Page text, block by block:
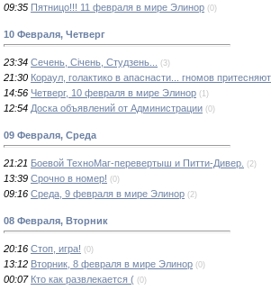
09:35 Пятницо!!! 11 февраля в мире Элинор (0)
10 Февраля, Четверг
23:34 Сечень, Сiчень, Студзень... (3)
21:30 Кораул, голактико в апаснасти... гномов
14:56 Четверг, 10 февраля в мире Элинор (1)
12:54 Доска объявлений от Администрации (0)
09 Февраля, Среда
21:21 Боевой ТехноМаг-перевертыш и Питти-Дивер. (2)
13:39 Срочно в номер! (0)
09:16 Среда, 9 февраля в мире Элинор (2)
08 Февраля, Вторник
20:16 Стоп, игра! (0)
13:12 Вторник, 8 февраля в мире Элинор (0)
00:07 Кто как развлекается ( (0)